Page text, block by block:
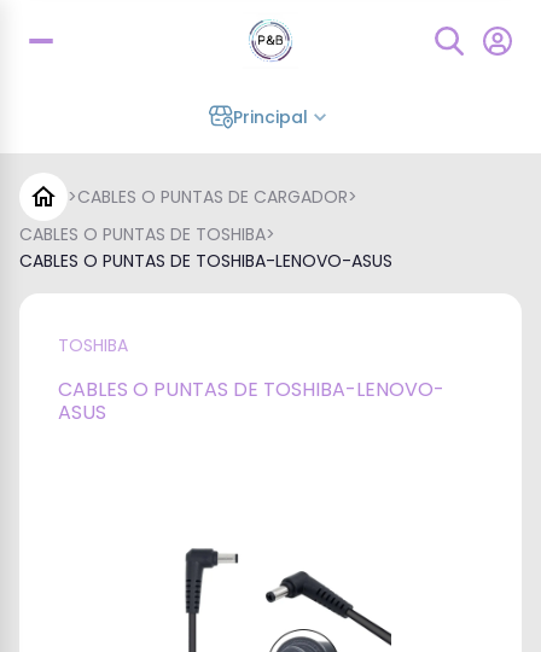
Principal
>CABLES O PUNTAS DE CARGADOR>
CABLES O PUNTAS DE TOSHIBA>
CABLES O PUNTAS DE TOSHIBA-LENOVO-ASUS
TOSHIBA
CABLES O PUNTAS DE TOSHIBA-LENOVO-
ASUS